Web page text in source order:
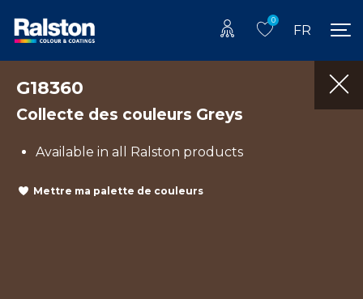
0
FR
G18360
Collecte des couleurs Greys
Available in all Ralston products
Mettre ma palette de couleurs